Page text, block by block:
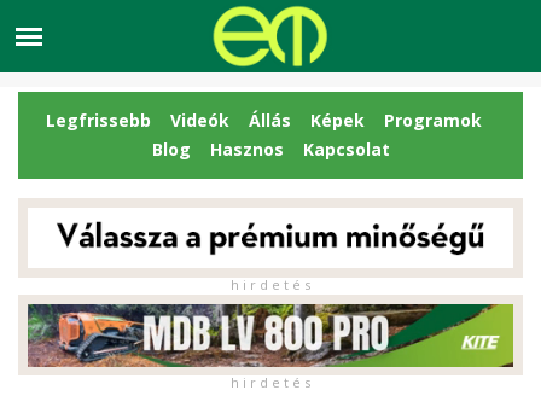
Legfrissebb Videók Állás Képek
Programok
Blog
Hasznos Kapcsolat
h i r d e t é s
h i r d e t é s